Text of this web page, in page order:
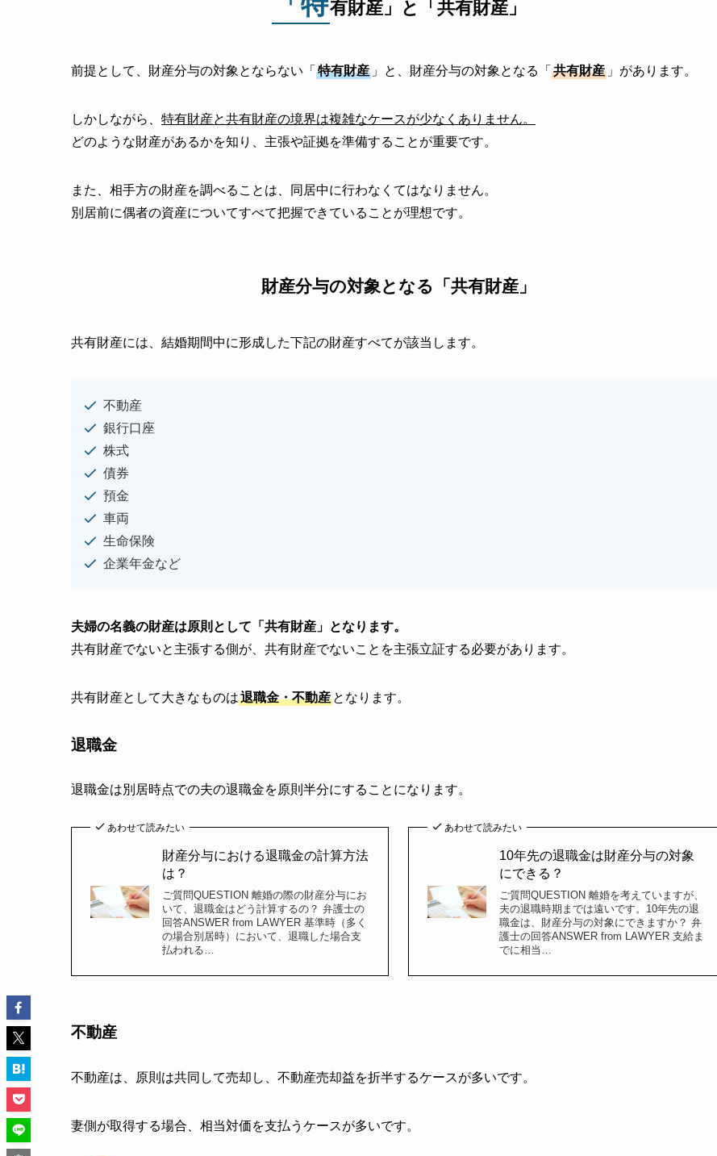
有財産」と「共有財産」
前提として、財産分与の対象とならない「 特有財産 」と、財産分与の対象となる「 共有財産 」があります。
しかしながら、 特有財産と共有財産の境界は複雑なケースが少なくありません。
どのような財産があるかを知り、主張や証拠を準備することが重要です。
また、相手方の財産を調べることは、同居中に行わなくてはなりません。
別居前に偶者の資産についてすべて把握できていることが理想です。
財産分与の対象となる「共有財産」
共有財産には、結婚期間中に形成した下記の財産すべてが該当します。
不動産
銀行口座
株式
債券
預金
車両
生命保険
企業年金など
夫婦の名義の財産は原則として「共有財産」となります。
共有財産でないと主張する側が、共有財産でないことを主張立証する必要があります。
共有財産として大きなものは退職金・不動産 となります。
退職金
退職金は別居時点での夫の退職金を原則半分にすることになります。
あわせて読みたい
財産分与における退職金の計算方法
は？
ご質問QUESTION 離婚の際の財産分与にお
いて、退職金はどう計算するの？ 弁護士の
回答ANSWER from LAWYER 基準時（多く
の場合別居時）において、退職した場合支
払われる…
あわせて読みたい
10年先の退職金は財産分与の対象
にできる？
ご質問QUESTION 離婚を考えていますが、
夫の退職時期までは遠いです。10年先の退
職金は、財産分与の対象にできますか？ 弁
護士の回答ANSWER from LAWYER 支給ま
でに相当…
不動産
不動産は、原則は共同して売却し、不動産売却益を折半するケースが多いです。
妻側が取得する場合、相当対価を支払うケースが多いです。